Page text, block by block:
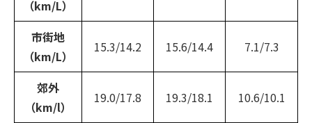
（km/L）
市街地
（km/L）
15.3/14.2 15.6/14.4 7.1/7.3
郊外
（km/l）
19.0/17.8 19.3/18.1 10.6/10.1